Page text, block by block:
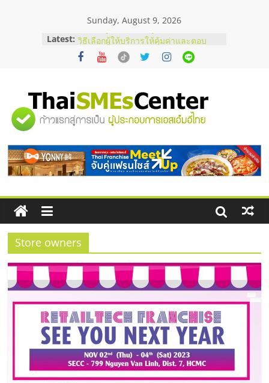
Sunday, August 9, 2026
Latest: บริษัท Cybersecurity ในไทยที่ไหนดี?
วิธีเลือกผู้ให้บริการให้คุ้มค่าและตอบ
โจทย์ธุรกิจ
สัมมนาออนไลน์ โอกาสบริหารสถานี
บริการน้ำมัน Shell
สัมมนาลงทุน แฟรนไชส์ยอนนี่
ไชส์ ครั้งที่ 8
ร้านเครื่องเสียงคุณภาพสูง พร้อม
โซลูชันระบบภาพและเสียง
"ศูนย์
รวม
ข้อมูล
ธุรกิจ
SME
แห่ง
ประเทศไทย,
ThaiSMEsCenter,
Store owners